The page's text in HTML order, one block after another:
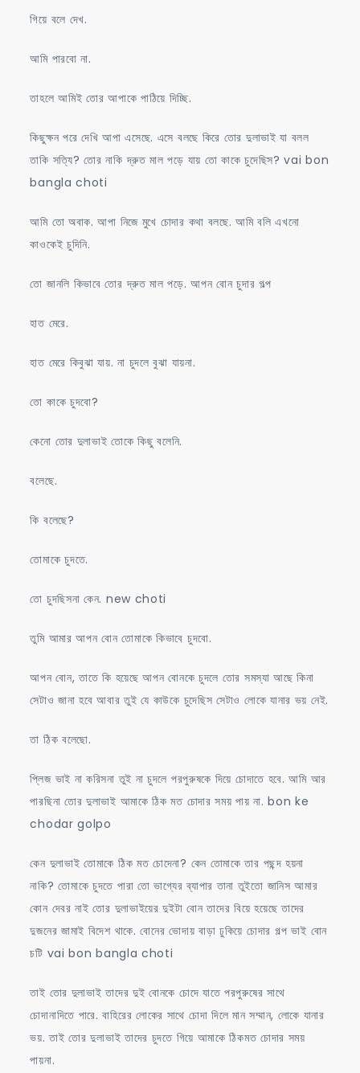
গিয়ে বলে দেখ.
আমি পারবো না.
তাহলে আমিই তোর আপাকে পাঠিয়ে দিচ্ছি.
কিছুক্ষন পরে দেখি আপা এসেছে. এসে বলছে কিরে তোর দুলাভাই যা বলল
তাকি সত্যি? তোর নাকি দ্রুত মাল পড়ে যায় তো কাকে চুদেছিস? vai bon
bangla choti
আমি তো অবাক. আপা নিজে মুখে চোদার কথা বলছে. আমি বলি এখনো
কাওকেই চুদিনি.
তো জানলি কিভাবে তোর দ্রুত মাল পড়ে. আপন বোন চুদার গল্প
হাত মেরে.
হাত মেরে কিবুঝা যায়. না চুদলে বুঝা যায়না.
তো কাকে চুদবো?
কেনো তোর দুলাভাই তোকে কিছু বলেনি.
বলেছে.
কি বলেছে?
তোমাকে চুদতে.
তো চুদছিসনা কেন. new choti
তুমি আমার আপন বোন তোমাকে কিভাবে চুদবো.
আপন বোন, তাতে কি হয়েছে আপন বোনকে চুদলে তোর সমস্যা আছে কিনা
সেটাও জানা হবে আবার তুই যে কাউকে চুদেছিস সেটাও লোকে যানার ভয় নেই.
তা ঠিক বলেছো.
প্লিজ ভাই না করিসনা তুই না চুদলে পরপুরুষকে দিয়ে চোদাতে হবে. আমি আর
পারছিনা তোর দুলাভাই আমাকে ঠিক মত চোদার সময় পায় না. bon ke
chodar golpo
কেন দুলাভাই তোমাকে ঠিক মত চোদেনা? কেন তোমাকে তার পছন্দ হয়না
নাকি? তোমাকে চুদতে পারা তো ভাগ্যের ব্যাপার তানা তুইতো জানিস আমার
কোন দেবর নাই তোর দুলাভাইয়ের দুইটা বোন তাদের বিয়ে হয়েছে তাদের
দুজনের জামাই বিদেশ থাকে. বোনের ভোদায় বাড়া ঢুকিয়ে চোদার গল্প ভাই বোন
চটি vai bon bangla choti
তাই তোর দুলাভাই তাদের দুই বোনকে চোদে যাতে পরপুরুষের সাথে
চোদানাদিতে পারে. বাহিরের লোকের সাথে চোদা দিলে মান সম্মান, লোকে যানার
ভয়. তাই তোর দুলাভাই তাদের চুদতে গিয়ে আমাকে ঠিকমত চোদার সময়
পায়না.